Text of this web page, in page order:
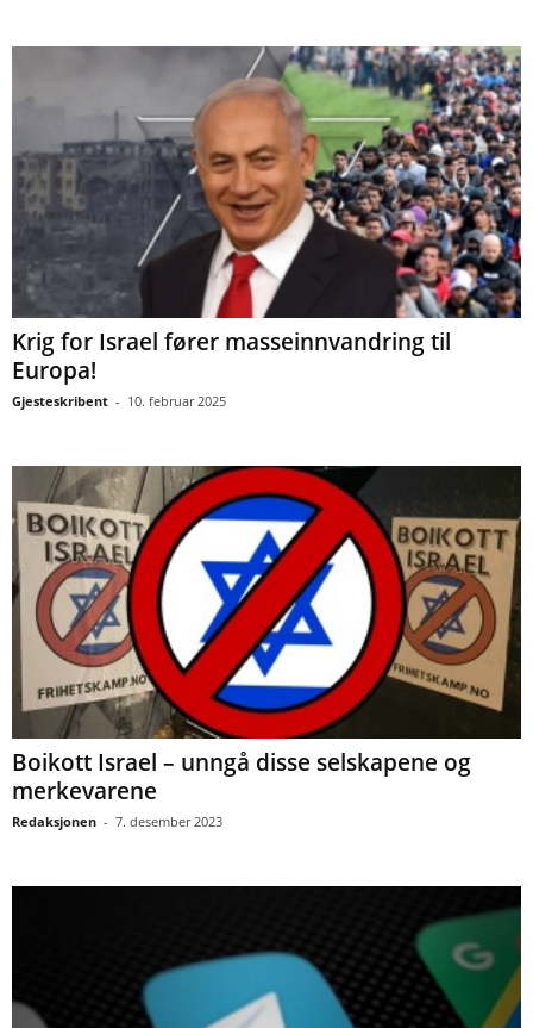
Krig for Israel fører masseinnvandring til
Europa!
Gjesteskribent - 10. februar 2025
Boikott Israel – unngå disse selskapene og
merkevarene
Redaksjonen - 7. desember 2023